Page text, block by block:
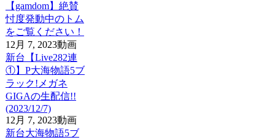
【gamdom】絶賛
忖度発動中のトム
をご覧ください！
12月 7, 2023動画
新台【Live282連
①】P大海物語5ブ
ラック!メガネ
GIGAの生配信!!
(2023/12/7)
12月 7, 2023動画
新台大海物語5ブ